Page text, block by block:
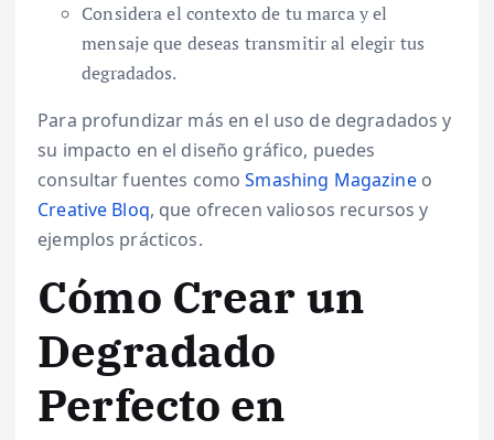
Considera el contexto de tu marca y el
mensaje que deseas transmitir al elegir tus
degradados.
Para profundizar más en el uso de degradados y
su impacto en el diseño gráfico, puedes
consultar fuentes comoSmashing Magazineo
Creative Bloq, que ofrecen valiosos recursos y
ejemplos prácticos.
Cómo Crear un
Degradado
Perfecto en